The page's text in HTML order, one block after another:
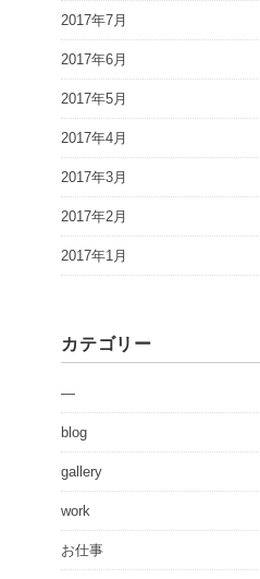
2017年7月
2017年6月
2017年5月
2017年4月
2017年3月
2017年2月
2017年1月
カテゴリー
—
blog
gallery
work
お仕事